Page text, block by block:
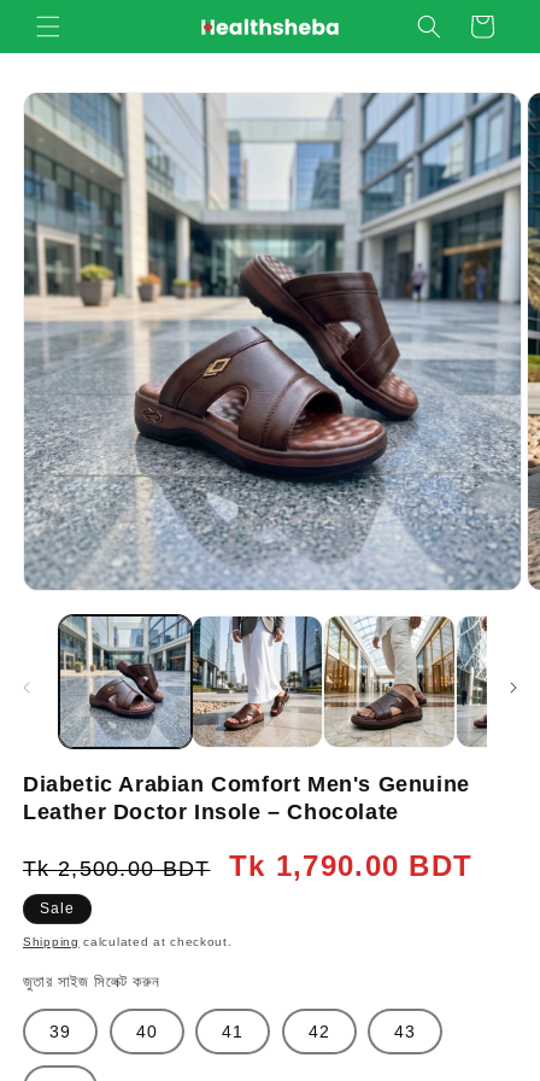
Skip to
content
Cart
Skip to
product
information
Diabetic Arabian Comfort Men's Genuine
Leather Doctor Insole – Chocolate
Regular
Tk 2,500.00 BDT
Sale
Tk 1,790.00 BDT
Sale
Shipping calculated at checkout.
জুতার সাইজ সিলেক্ট করুন
39 40 41 42 43